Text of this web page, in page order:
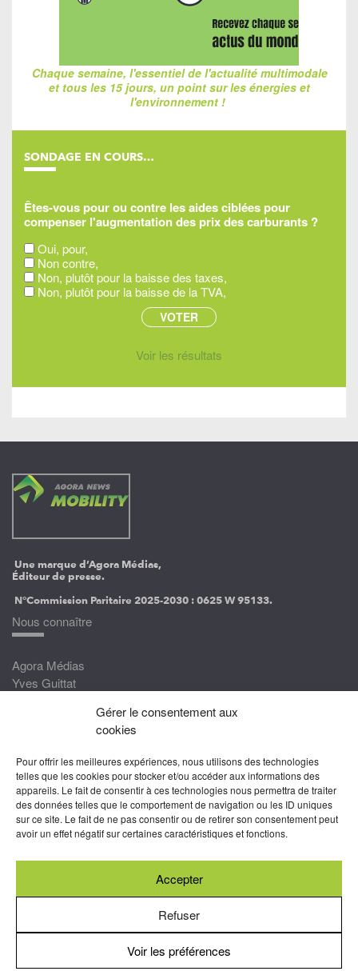
Gérer le consentement aux
cookies
Pour offrir les meilleures expériences, nous utilisons des technologies
telles que les cookies pour stocker et/ou accéder aux informations des
appareils. Le fait de consentir à ces technologies nous permettra de traiter
des données telles que le comportement de navigation ou les ID uniques
sur ce site. Le fait de ne pas consentir ou de retirer son consentement peut
avoir un effet négatif sur certaines caractéristiques et fonctions.
Accepter
Refuser
Voir les préférences
Chaque semaine, l'essentiel de l'actualité multimodale
et tous les 15 jours, un point sur les énergies et
l'environnement !
SONDAGE EN COURS…
Êtes-vous pour ou contre les aides ciblées pour
compenser l'augmentation des prix des carburants ?
Oui, pour,
Non contre,
Non, plutôt pour la baisse des taxes,
Non, plutôt pour la baisse de la TVA,
Voir les résultats
Une marque d’Agora Médias,
Éditeur de presse.
N°Commission Paritaire 2025-2030 :0625 W 95133.
Nous connaître
Agora Médias
Yves Guittat
Devenez correspondant
Rejoignez nos experts
Devenez Partenaire
Nous suivre
Abonnez-vous à nos newsletters
Conditions générales d’utilisation